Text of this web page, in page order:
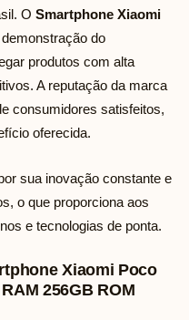
O Smartphone Xiaomi
do
produtos com alta
A reputação da marca
consumidores satisfeitos,
oferecida.
sua inovação constante e
o que proporciona aos
e tecnologias de ponta.
Xiaomi Poco
256GB ROM